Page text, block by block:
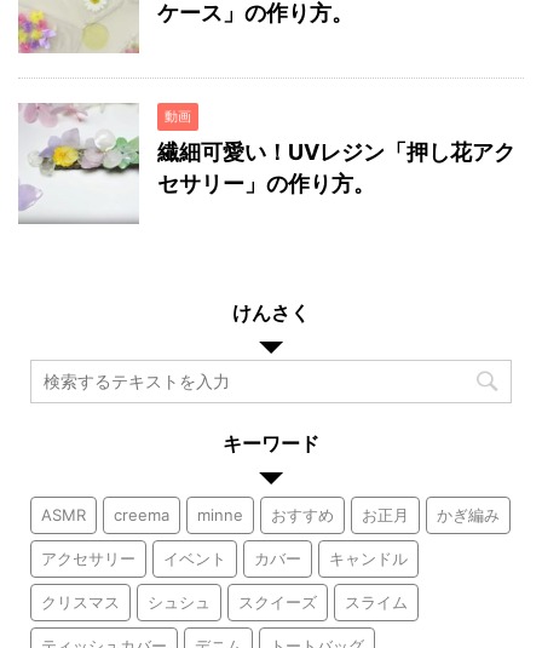
ケース」の作り方。
動画
繊細可愛い！UVレジン「押し花アク
セサリー」の作り方。
けんさく
キーワード
ASMR creema minne おすすめ お正月 かぎ編み
アクセサリー イベント カバー キャンドル
クリスマス シュシュ スクイーズ スライム